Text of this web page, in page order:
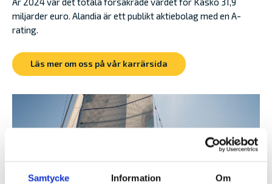
Samtycke Information Om
miljarder euro. Alandia är ett publikt aktiebolag med en A-
rating.
Läs mer om oss på vår karrärsida